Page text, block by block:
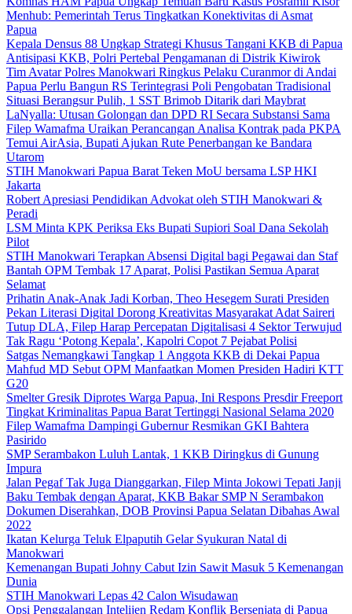
Menhub: Pemerintah Terus Tingkatkan Konektivitas di Asmat
Papua
Kepala Densus 88 Ungkap Strategi Khusus Tangani KKB di Papua
Antisipasi KKB, Polri Pertebal Pengamanan di Distrik Kiwirok
Tim Avatar Polres Manokwari Ringkus Pelaku Curanmor di Andai
Papua Perlu Bangun RS Terintegrasi Poli Pengobatan Tradisional
Situasi Berangsur Pulih, 1 SST Brimob Ditarik dari Maybrat
LaNyalla: Utusan Golongan dan DPD RI Secara Substansi Sama
Filep Wamafma Uraikan Perancangan Analisa Kontrak pada PKPA
Temui AirAsia, Bupati Ajukan Rute Penerbangan ke Bandara
Utarom
STIH Manokwari Papua Barat Teken MoU bersama LSP HKI
Jakarta
Robert Apresiasi Pendidikan Advokat oleh STIH Manokwari &
Peradi
LSM Minta KPK Periksa Eks Bupati Supiori Soal Dana Sekolah
Pilot
STIH Manokwari Terapkan Absensi Digital bagi Pegawai dan Staf
Bantah OPM Tembak 17 Aparat, Polisi Pastikan Semua Aparat
Selamat
Prihatin Anak-Anak Jadi Korban, Theo Hesegem Surati Presiden
Pekan Literasi Digital Dorong Kreativitas Masyarakat Adat Saireri
Tutup DLA, Filep Harap Percepatan Digitalisasi 4 Sektor Terwujud
Tak Ragu ‘Potong Kepala’, Kapolri Copot 7 Pejabat Polisi
Satgas Nemangkawi Tangkap 1 Anggota KKB di Dekai Papua
Mahfud MD Sebut OPM Manfaatkan Momen Presiden Hadiri KTT
G20
Smelter Gresik Diprotes Warga Papua, Ini Respons Presdir Freeport
Tingkat Kriminalitas Papua Barat Tertinggi Nasional Selama 2020
Filep Wamafma Dampingi Gubernur Resmikan GKI Bahtera
Pasirido
SMP Serambakon Luluh Lantak, 1 KKB Diringkus di Gunung
Impura
Jalan Pegaf Tak Juga Dianggarkan, Filep Minta Jokowi Tepati Janji
Baku Tembak dengan Aparat, KKB Bakar SMP N Serambakon
Dokumen Diserahkan, DOB Provinsi Papua Selatan Dibahas Awal
2022
Ikatan Kelurga Teluk Elpaputih Gelar Syukuran Natal di
Manokwari
Kemenangan Bupati Johny Cabut Izin Sawit Masuk 5 Kemenangan
Dunia
STIH Manokwari Lepas 42 Calon Wisudawan
Opsi Penggalangan Intelijen Redam Konflik Bersenjata di Papua